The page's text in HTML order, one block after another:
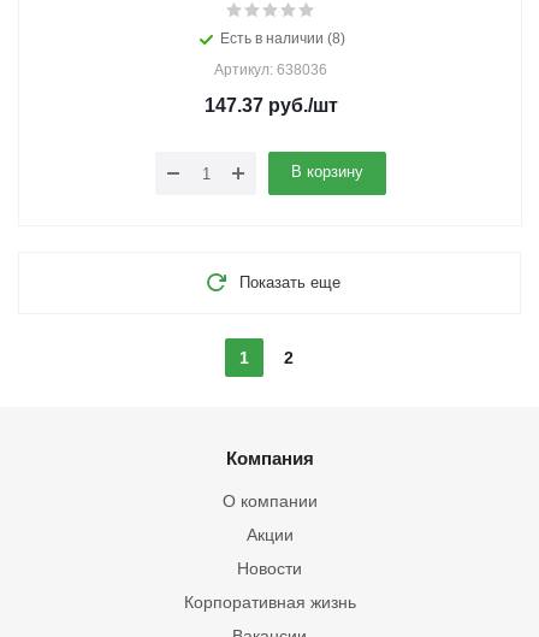
Есть в наличии (8)
Артикул: 638036
147.37руб./шт
В корзину
Показать еще
1 2
Компания
О компании
Акции
Новости
Корпоративная жизнь